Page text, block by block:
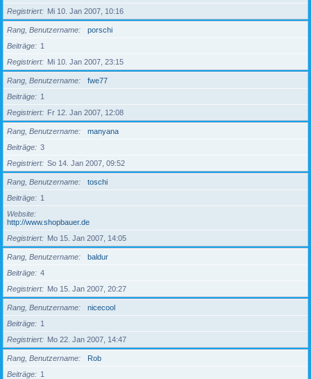
Registriert
Mi 10. Jan 2007, 10:16
Rang, Benutzername
porschi
Beiträge
1
Registriert
Mi 10. Jan 2007, 23:15
Rang, Benutzername
fwe77
Beiträge
1
Registriert
Fr 12. Jan 2007, 12:08
Rang, Benutzername
manyana
Beiträge
3
Registriert
So 14. Jan 2007, 09:52
Rang, Benutzername
toschi
Beiträge
1
Website
http://www.shopbauer.de
Registriert
Mo 15. Jan 2007, 14:05
Rang, Benutzername
baldur
Beiträge
4
Registriert
Mo 15. Jan 2007, 20:27
Rang, Benutzername
nicecool
Beiträge
1
Registriert
Mo 22. Jan 2007, 14:47
Rang, Benutzername
Rob
Beiträge
1